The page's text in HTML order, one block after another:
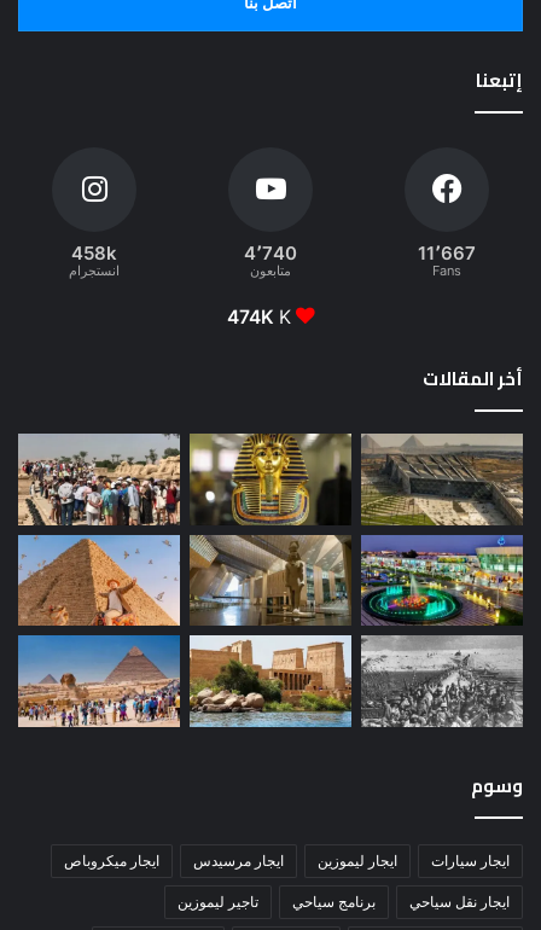
إتبعنا
11٬667
Fans
4٬740
متابعون
458k
انستجرام
474K K
أخر المقالات
وسوم
ايجار سيارات ايجار ليموزين ايجار مرسيدس ايجار ميكروباص
ايجار نقل سياحي برنامج سياحي تاجير ليموزين